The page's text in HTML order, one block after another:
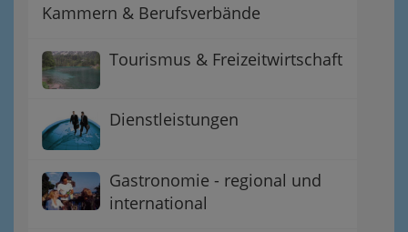
Kammern & Berufsverbände
Tourismus & Freizeitwirtschaft
Dienstleistungen
Gastronomie - regional und
international